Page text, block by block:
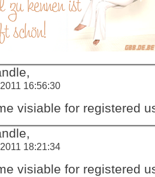
16:56:30
visiable for registered
18:21:34
visiable for registered